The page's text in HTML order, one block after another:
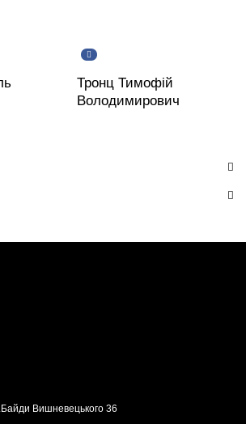
Тронц Тимофій
Володимирович
Вишневецького 36